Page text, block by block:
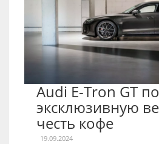
Audi E-Tron GT
эксклюзивную
честь кофе
19.09.2024